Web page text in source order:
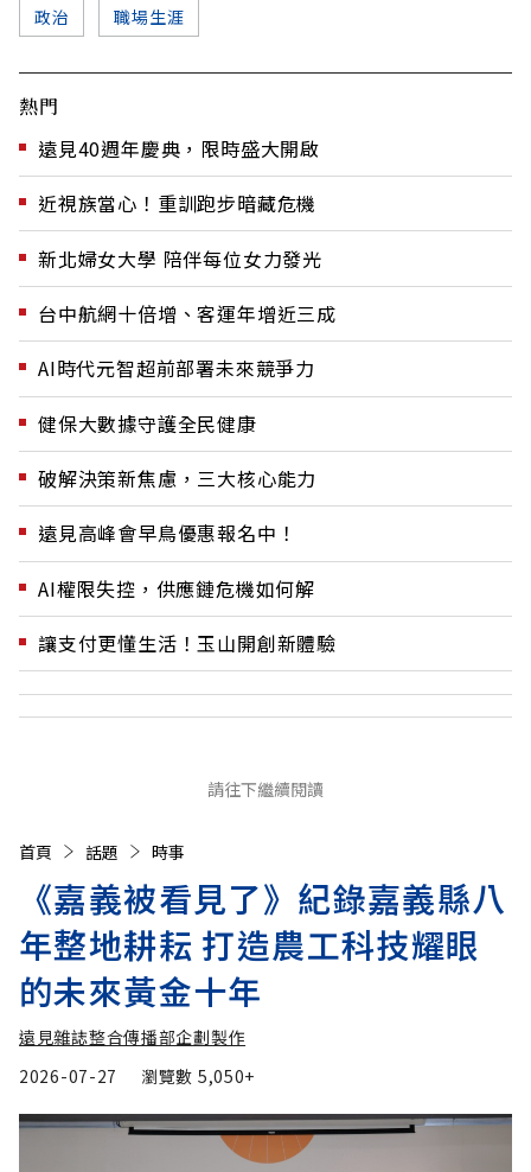
政治 職場生涯
熱門
遠見40週年慶典，限時盛大開啟
近視族當心！重訓跑步暗藏危機
新北婦女大學 陪伴每位女力發光
台中航網十倍增、客運年增近三成
AI時代元智超前部署未來競爭力
健保大數據守護全民健康
破解決策新焦慮，三大核心能力
遠見高峰會早鳥優惠報名中！
AI權限失控，供應鏈危機如何解
讓支付更懂生活！玉山開創新體驗
請往下繼續閱讀
首頁 話題 時事
《嘉義被看見了》紀錄嘉義縣八
年整地耕耘 打造農工科技耀眼
的未來黃金十年
遠見雜誌整合傳播部企劃製作
2026-07-27
瀏覽數 5,050+